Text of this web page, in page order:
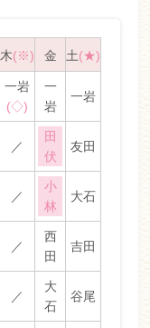
木(※) 金 土(★)
一岩
(◇)
一
岩
一岩
／
田
伏
友田
／
小
林
大石
／
西
田
吉田
／
大
石
谷尾